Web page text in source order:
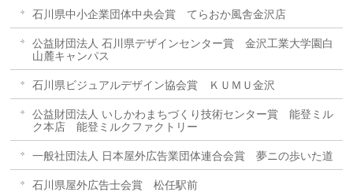
石川県中小企業団体中央会賞 てらおか風舎金沢店
公益財団法人 石川県デザインセンター賞 金沢工業大学園白
山麓キャンパス
石川県ビジュアルデザイン協会賞 ＫＵＭＵ金沢
公益財団法人 いしかわまちづくり技術センター賞 能登ミル
ク本店 能登ミルクファクトリー
一般社団法人 日本屋外広告業団体連合会賞 夢ニの歩いた道
石川県屋外広告士会賞 松任駅前